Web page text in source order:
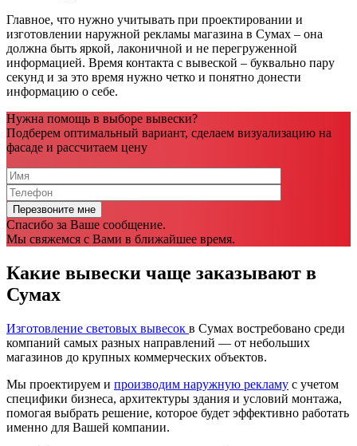
Главное, что нужно учитывать при проектировании и
изготовлении наружной рекламы магазина в Сумах – она
должна быть яркой, лаконичной и не перегруженной
информацией. Время контакта с вывеской – буквально пару
секунд и за это время нужно четко и понятно донести
информацию о себе.
Нужна помощь в выборе вывески?
Подберем оптимальный вариант, сделаем визуализацию на
фасаде и рассчитаем цену
Спасибо за Ваше сообщение.
Мы свяжемся с Вами в ближайшее время.
Какие вывески чаще заказывают в
Сумах
Изготовление световых вывесок в Сумах востребовано среди
компаний самых разных направлений — от небольших
магазинов до крупных коммерческих объектов.
Мы проектируем и производим наружную рекламу с учетом
специфики бизнеса, архитектуры здания и условий монтажа,
помогая выбрать решение, которое будет эффективно работать
именно для Вашей компании.